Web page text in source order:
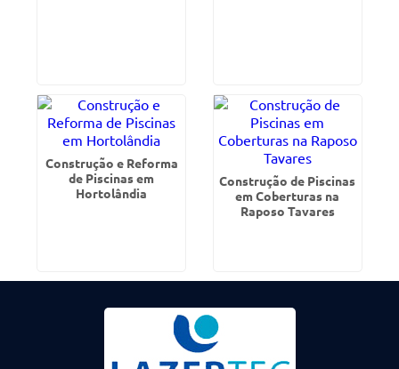
Construção e Reforma
de Piscinas em
Hortolândia
Construção de Piscinas
em Coberturas na
Raposo Tavares